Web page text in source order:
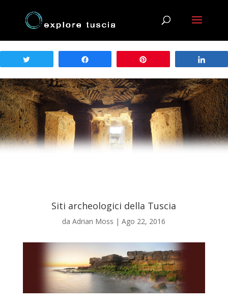
Siti archeologici della Tuscia
daAdrian Moss |Ago 22, 2016